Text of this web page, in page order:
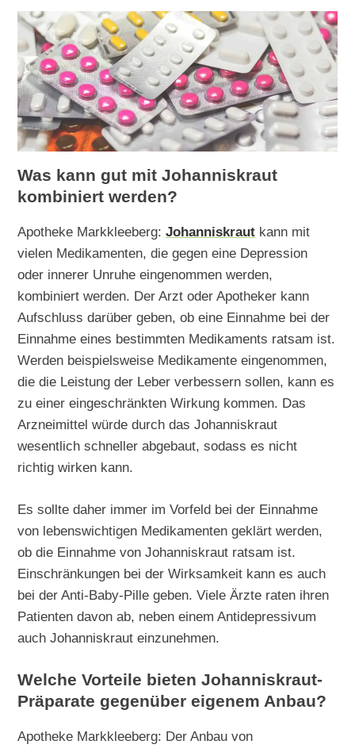
Was kann gut mit Johanniskraut
kombiniert werden?
Apotheke Markkleeberg:Johanniskraut kann mit
vielen Medikamenten, die gegen eine Depression
oder innerer Unruhe eingenommen werden,
kombiniert werden. Der Arzt oder Apotheker kann
Aufschluss darüber geben, ob eine Einnahme bei der
Einnahme eines bestimmten Medikaments ratsam ist.
Werden beispielsweise Medikamente eingenommen,
die die Leistung der Leber verbessern sollen, kann es
zu einer eingeschränkten Wirkung kommen. Das
Arzneimittel würde durch das Johanniskraut
wesentlich schneller abgebaut, sodass es nicht
richtig wirken kann.
Es sollte daher immer im Vorfeld bei der Einnahme
von lebenswichtigen Medikamenten geklärt werden,
ob die Einnahme von Johanniskraut ratsam ist.
Einschränkungen bei der Wirksamkeit kann es auch
bei der Anti-Baby-Pille geben. Viele Ärzte raten ihren
Patienten davon ab, neben einem Antidepressivum
auch Johanniskraut einzunehmen.
Welche Vorteile bieten Johanniskraut-
Präparate gegenüber eigenem Anbau?
Apotheke Markkleeberg: Der Anbau von